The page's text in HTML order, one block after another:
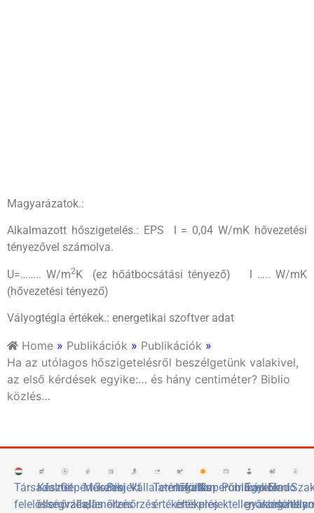
Magyarázatok.:
Alkalmazott hőszigetelés.: EPS l = 0,04 W/mK hővezetési
tényezővel számolva.
U=…….. W/m2K (ez hőátbocsátási tényező) l ….. W/mK
(hővezetési tényező)
Vályogtégla értékek.: energetikai szoftver adat
Home » Publikációk » Publikációk »
Ha az utólagos hőszigetelésről beszélgetünk valakivel,
az első kérdések egyike:… és hány centiméter? Biblio
közlés…
Társadalmi
felelősségvállalás
Készlet
ellenőrzés,
Gépértékelés
Műszaki
ellenőrzés
Projekt
ellenőrzés
Vállalatértékelés
Termőföld
értékelés
Ingatlan
értékelés
Naperőművek
projektellenőrzése
Publikációk
Egyetemi
gyakorlóhely
Eladó